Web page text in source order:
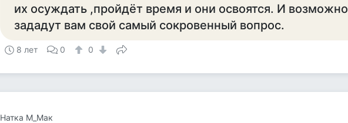
их осуждать ,пройдёт время и они освоятся. И возможно
зададут вам свой самый сокровенный вопрос.
8 лет 0 0
Натка М_Мак